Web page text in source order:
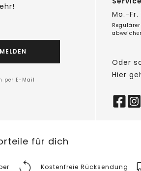
per E-Mail
Mo.-Fr.
Oder
Hier
für dich
Kostenfreie Rücksendung